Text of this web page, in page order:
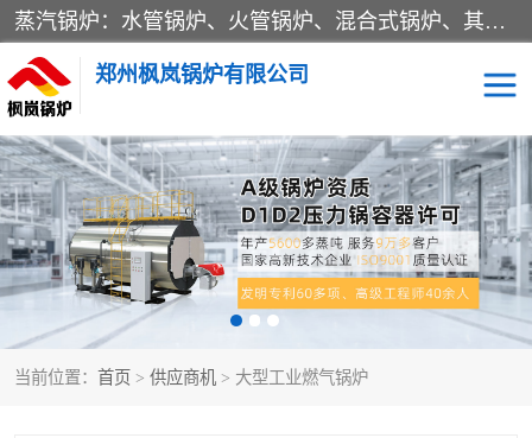
蒸汽锅炉：水管锅炉、火管锅炉、混合式锅炉、其他蒸汽锅炉； 热水锅炉：家用型集中供暖用热水锅炉、其他热水锅炉； 有机热载体锅炉； 船用蒸汽锅炉； （锅炉用辅助设备及装置）蒸汽冷凝器：表面冷凝器、混合式冷凝器、空冷式冷凝器、其他蒸汽冷凝器； 锅炉用辅助设备：节热器、蒸汽收集器、蓄能器、烟垢清除器、气体回收器、泥渣刮除器、空气预热器、其他锅炉用辅助设备；
郑州枫岚锅炉有限公司
当前位置： 首页 > 供应商机 > 大型工业燃气锅炉